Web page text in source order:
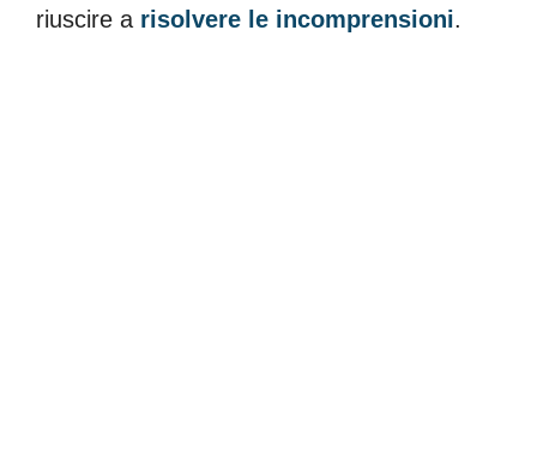
riuscire a risolvere le incomprensioni.